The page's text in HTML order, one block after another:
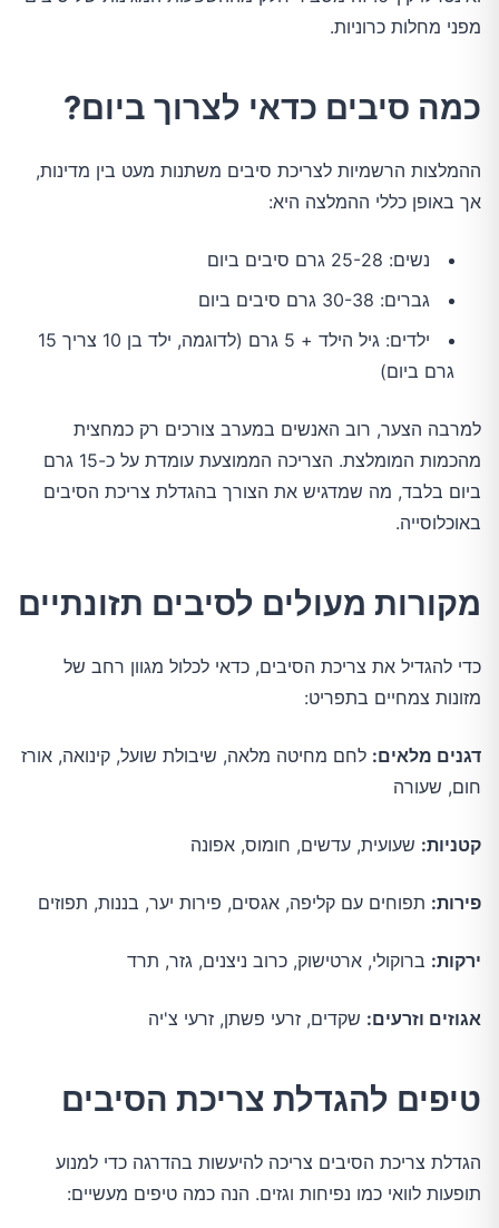
מפני מחלות כרוניות.
כמה סיבים כדאי לצרוך ביום?
ההמלצות הרשמיות לצריכת סיבים משתנות מעט בין מדינות,
אך באופן כללי ההמלצה היא:
נשים: 25-28 גרם סיבים ביום
גברים: 30-38 גרם סיבים ביום
ילדים: גיל הילד + 5 גרם (לדוגמה, ילד בן 10 צריך 15
גרם ביום)
למרבה הצער, רוב האנשים במערב צורכים רק כמחצית
מהכמות המומלצת. הצריכה הממוצעת עומדת על כ-15 גרם
ביום בלבד, מה שמדגיש את הצורך בהגדלת צריכת הסיבים
באוכלוסייה.
מקורות מעולים לסיבים תזונתיים
כדי להגדיל את צריכת הסיבים, כדאי לכלול מגוון רחב של
מזונות צמחיים בתפריט:
דגנים מלאים: לחם מחיטה מלאה, שיבולת שועל, קינואה, אורז
חום, שעורה
קטניות: שעועית, עדשים, חומוס, אפונה
פירות: תפוחים עם קליפה, אגסים, פירות יער, בננות, תפוזים
ירקות: ברוקולי, ארטישוק, כרוב ניצנים, גזר, תרד
אגוזים וזרעים: שקדים, זרעי פשתן, זרעי צ'יה
טיפים להגדלת צריכת הסיבים
הגדלת צריכת הסיבים צריכה להיעשות בהדרגה כדי למנוע
תופעות לוואי כמו נפיחות וגזים. הנה כמה טיפים מעשיים: